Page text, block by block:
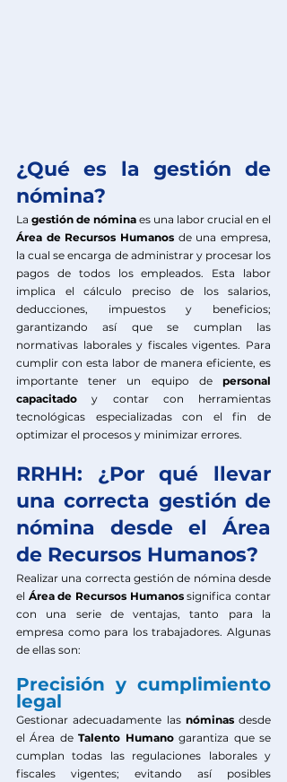
¿Qué es la gestión de
nómina?
La gestión de nómina
Área de Recursos Humanos de una empresa,
la cual se encarga de administrar y procesar los
pagos de todos los empleados. Esta labor
implica el cálculo preciso de los salarios,
deducciones, impuestos y beneficios;
garantizando así que se cumplan las
normativas laborales y fiscales vigentes. Para
cumplir con esta labor de manera eficiente, es
importante tener un equipo de personal
capacitado y contar con herramientas
tecnológicas especializadas con el fin de
optimizar el procesos y minimizar errores.
RRHH: ¿Por qué llevar
una correcta gestión de
nómina desde el Área
de Recursos Humanos?
Realizar una correcta gestión de nómina desde
el Área de Recursos Humanos significa contar
con una serie de ventajas, tanto para la
empresa como para los trabajadores. Algunas
de ellas son:
Precisión y cumplimiento
legal
Gestionar adecuadamente las nóminas desde
el Área de Talento Humano garantiza que se
cumplan todas las regulaciones laborales y
fiscales vigentes; evitando así posibles